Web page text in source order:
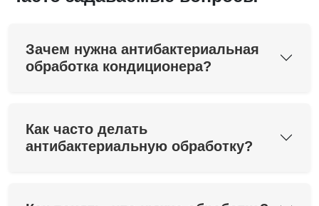
Зачем нужна антибактериальная
обработка кондиционера?
Как часто делать
антибактериальную обработку?